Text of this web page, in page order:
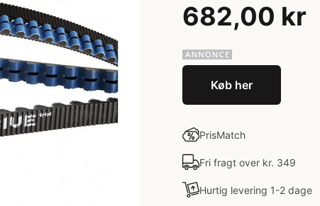
682,00 kr
Køb her
PrisMatch
Fri fragt over kr. 349
Hurtig levering 1-2 dage